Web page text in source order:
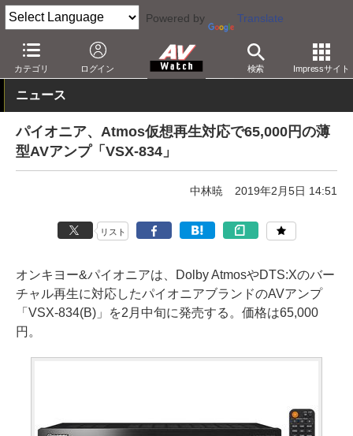
Powered by Translate
カテゴリ ログイン 検索 Impressサイト
AV Watch 製品 AVアンプ パイオニア
ニュース
パイオニア、Atmos仮想再生対応で65,000円の薄
型AVアンプ「VSX-834」
中林暁 2019年2月5日 14:51
リスト
オンキヨー&パイオニアは、Dolby AtmosやDTS:Xのバー
チャル再生に対応したパイオニアブランドのAVアンプ
「VSX-834(B)」を2月中旬に発売する。価格は65,000
円。